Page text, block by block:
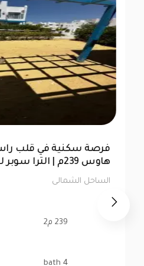
شاليه 76متر للبيع | الحق فرصتك في لا سيستا
الساحل الشمالى